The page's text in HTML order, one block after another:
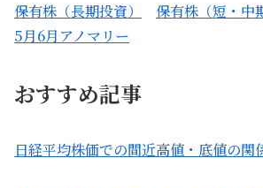
保有株（長期投資）
保有株（短・中
5月6月アノマリー
おすすめ記事
日経平均株価での間近高値・底値の関